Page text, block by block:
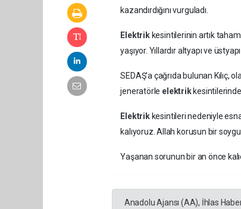
kazandırdığını vurguladı.
Elektrik kesintilerinin artık
yaşıyor. Yıllardır altyapı ve
SEDAŞ'a çağrıda bulunan
jeneratörle elektrik
Elektrik kesintileri nedeniyle
kalıyoruz. Allah korusun bir
Yaşanan sorunun bir an önce
Anadolu Ajansı (AA), İhlas